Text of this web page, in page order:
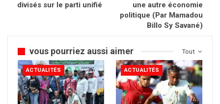
divisés sur le parti unifié
une autre économie
politique (Par Mamadou
Billo Sy Savané)
Tout
vous pourriez aussi aimer
ACTUALITÉS ACTUALITÉS